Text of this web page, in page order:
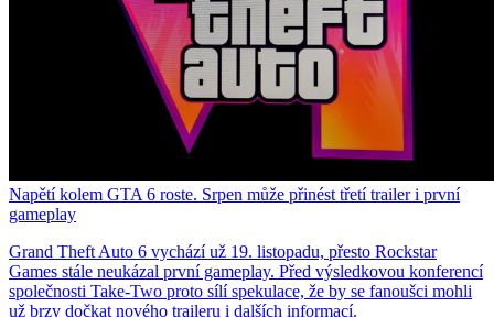
Napětí kolem GTA 6 roste. Srpen může přinést třetí trailer i první
gameplay
Grand Theft Auto 6 vychází už 19. listopadu, přesto Rockstar
Games stále neukázal první gameplay. Před výsledkovou konferencí
společnosti Take-Two proto sílí spekulace, že by se fanoušci mohli
už brzy dočkat nového traileru i dalších informací.